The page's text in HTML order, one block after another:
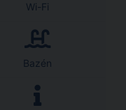
Wi-Fi
Bazén